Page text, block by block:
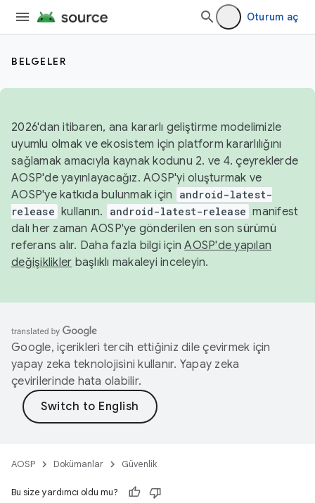
Oturum aç
BELGELER
2026'dan itibaren, ana kararlı geliştirme modelimizle
uyumlu olmak ve ekosistem için platform kararlılığını
sağlamak amacıyla kaynak kodunu 2. ve 4. çeyreklerde
AOSP'de yayınlayacağız. AOSP'yi oluşturmak ve
AOSP'ye katkıda bulunmak için
android-latest-
release kullanın. android-latest-release manifest
dalı her zaman AOSP'ye gönderilen en son sürümü
referans alır. Daha fazla bilgi içinAOSP'de yapılan
değişiklikler başlıklı makaleyi inceleyin.
Google, içerikleri tercih ettiğiniz dile çevirmek için
yapay zeka teknolojisini kullanır. Yapay zeka
çevirilerinde hata olabilir.
AOSP Dokümanlar Güvenlik
Bu size yardımcı oldu mu?